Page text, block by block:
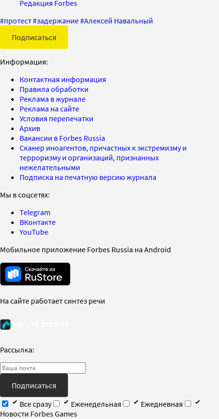
Редакция Forbes
#протест#задержание#Алексей Навальный
Подписаться
Информация:
Контактная информация
Правила обработки
Реклама в журнале
Реклама на сайте
Условия перепечатки
Архив
Вакансии в Forbes Russia
Сканер иноагентов, причастных к экстремизму и
терроризму и организаций, признанных
нежелательными
Подписка на печатную версию журнала
Мы в соцсетях:
Telegram
ВКонтакте
YouTube
Мобильное приложение Forbes Russia на Android
На сайте работает синтез речи
Рассылка:
Подписаться
Все сразу
Еженедельная
Ежедневная
Новости Forbes Games